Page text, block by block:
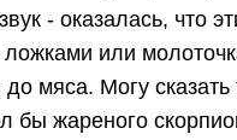
- оказалась, что
ложками или
до мяса. Могу сказать
бы жареного